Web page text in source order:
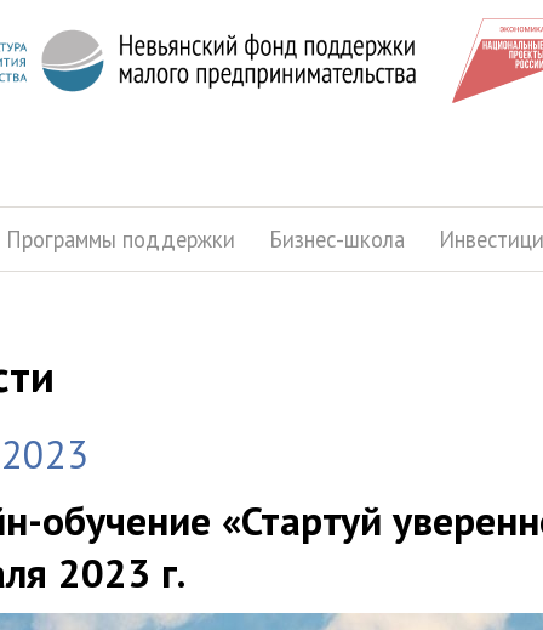
Программы поддержки Бизнес-школа
обучение «Стартуй
2023 г.